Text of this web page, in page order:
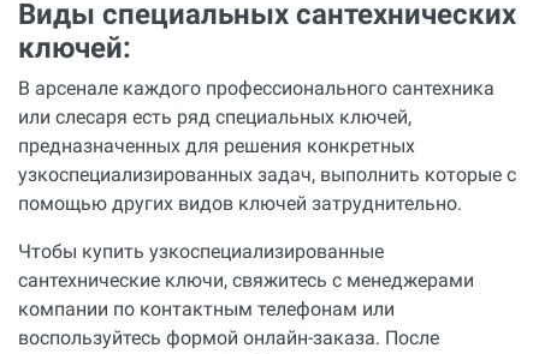
Виды специальных сантехнических
ключей:
В арсенале каждого профессионального сантехника
или слесаря есть ряд специальных ключей,
предназначенных для решения конкретных
узкоспециализированных задач, выполнить которые с
помощью других видов ключей затруднительно.
Чтобы купить узкоспециализированные
сантехнические ключи, свяжитесь с менеджерами
компании по контактным телефонам или
воспользуйтесь формой онлайн-заказа. После